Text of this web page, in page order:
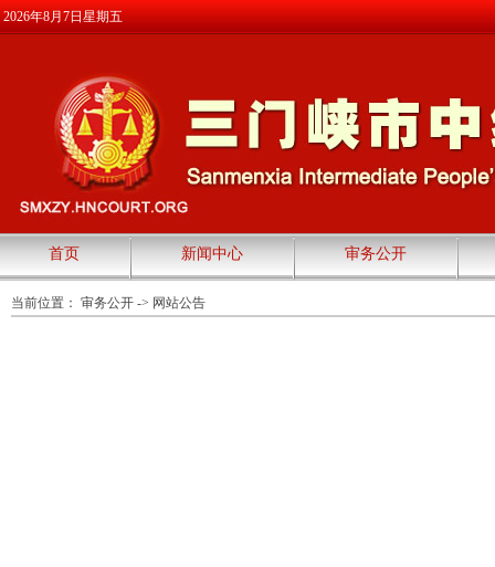
2026年8月7日星期五
首页 新闻中心 审务公开
当前位置： 审务公开 -> 网站公告